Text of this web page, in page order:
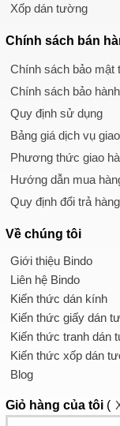
Xốp dán tường
Chính sách bán
Chính sách bảo mật
Chính sách bảo hành
Quy định sử dụng
Bảng giá dịch vụ
Phương thức giao
Hướng dẫn mua
Quy định đổi trả hàng
Về chúng tôi
Giới thiệu Bindo
Liên hệ Bindo
Kiến thức dán kính
Kiến thức giấy dán
Kiến thức tranh dán
Kiến thức xốp dán
Blog
Giỏ hàng của tôi (